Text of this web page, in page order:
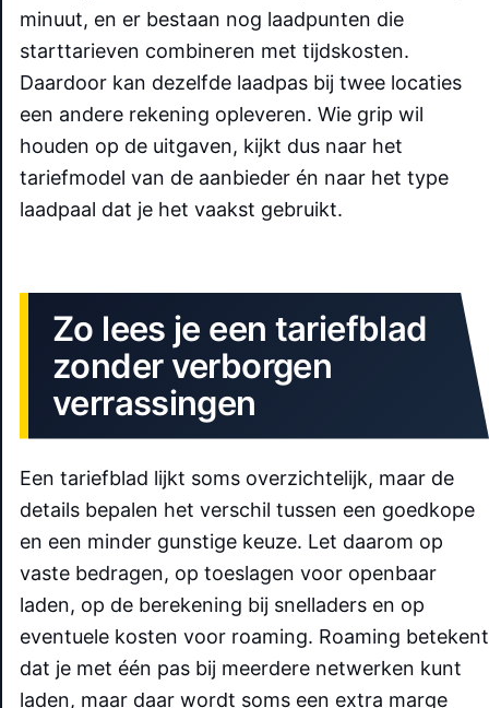
minuut, en er bestaan nog laadpunten die
starttarieven combineren met tijdskosten.
Daardoor kan dezelfde laadpas bij twee locaties
een andere rekening opleveren. Wie grip wil
houden op de uitgaven, kijkt dus naar het
tariefmodel van de aanbieder én naar het type
laadpaal dat je het vaakst gebruikt.
Zo lees je een tariefblad
zonder verborgen
verrassingen
Een tariefblad lijkt soms overzichtelijk, maar de
details bepalen het verschil tussen een goedkope
en een minder gunstige keuze. Let daarom op
vaste bedragen, op toeslagen voor openbaar
laden, op de berekening bij snelladers en op
eventuele kosten voor roaming. Roaming betekent
dat je met één pas bij meerdere netwerken kunt
laden, maar daar wordt soms een extra marge